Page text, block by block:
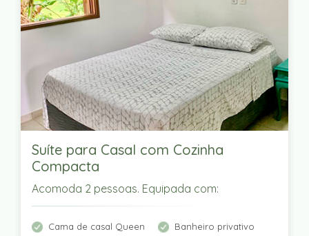
Suíte para Casal com Cozinha
Compacta
Acomoda 2 pessoas. Equipada com:
Cama de casal Queen
Banheiro privativo